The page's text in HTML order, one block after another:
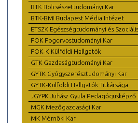
BTK Bölcsészettudományi Kar
BTK-BMI Budapest Média Intézet
ETSZK Egészségtudományi és
FOK Fogorvostudományi Kar
FOK-K Külföldi Hallgatók
GTK Gazdaságtudományi Kar
GYTK Gyógyszerésztudományi Kar
GYTK-Külföldi Hallgatók Titkársága
JGYPK Juhász Gyula Pedagógusképző
MGK Mezőgazdasági Kar
MK Mérnöki Kar